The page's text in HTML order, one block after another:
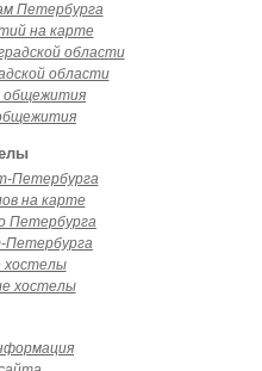
Петербурга
на карте
области
области
общежития
Петербурга
на карте
Петербурга
хостелы
хостелы